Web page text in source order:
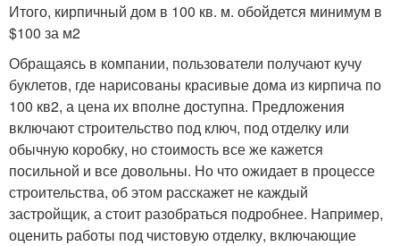
Итого, кирпичный дом в 100 кв. м. обойдется минимум в
$100 за м2
Обращаясь в компании, пользователи получают кучу
буклетов, где нарисованы красивые дома из кирпича по
100 кв2, а цена их вполне доступна. Предложения
включают строительство под ключ, под отделку или
обычную коробку, но стоимость все же кажется
посильной и все довольны. Но что ожидает в процессе
строительства, об этом расскажет не каждый
застройщик, а стоит разобраться подробнее. Например,
оценить работы под чистовую отделку, включающие